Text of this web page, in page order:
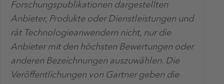
Forschungspublikationen dargestellten
Anbieter, Produkte oder Dienstleistungen und
rät Technologieanwendern nicht, nur die
Anbieter mit den höchsten Bewertungen oder
anderen Bezeichnungen auszuwählen. Die
Veröffentlichungen von Gartner geben die